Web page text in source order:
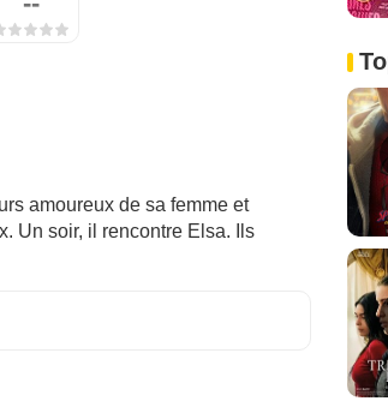
amoureux de sa femme et
Un soir, il rencontre Elsa. Ils